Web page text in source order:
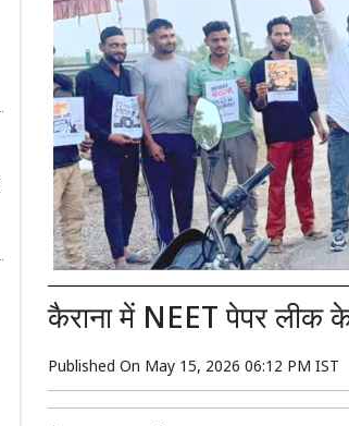
कैराना में NEET पेपर लीक
Published On May 15, 2026 06:12 PM IST